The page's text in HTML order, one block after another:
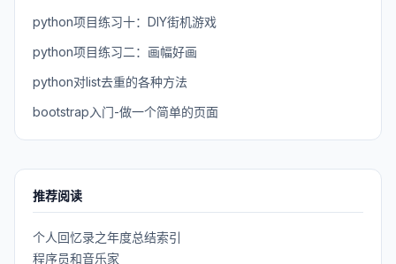
python项目练习十：DIY街机游戏
python项目练习二：画幅好画
python对list去重的各种方法
bootstrap入门-做一个简单的页面
推荐阅读
个人回忆录之年度总结索引
程序员和音乐家